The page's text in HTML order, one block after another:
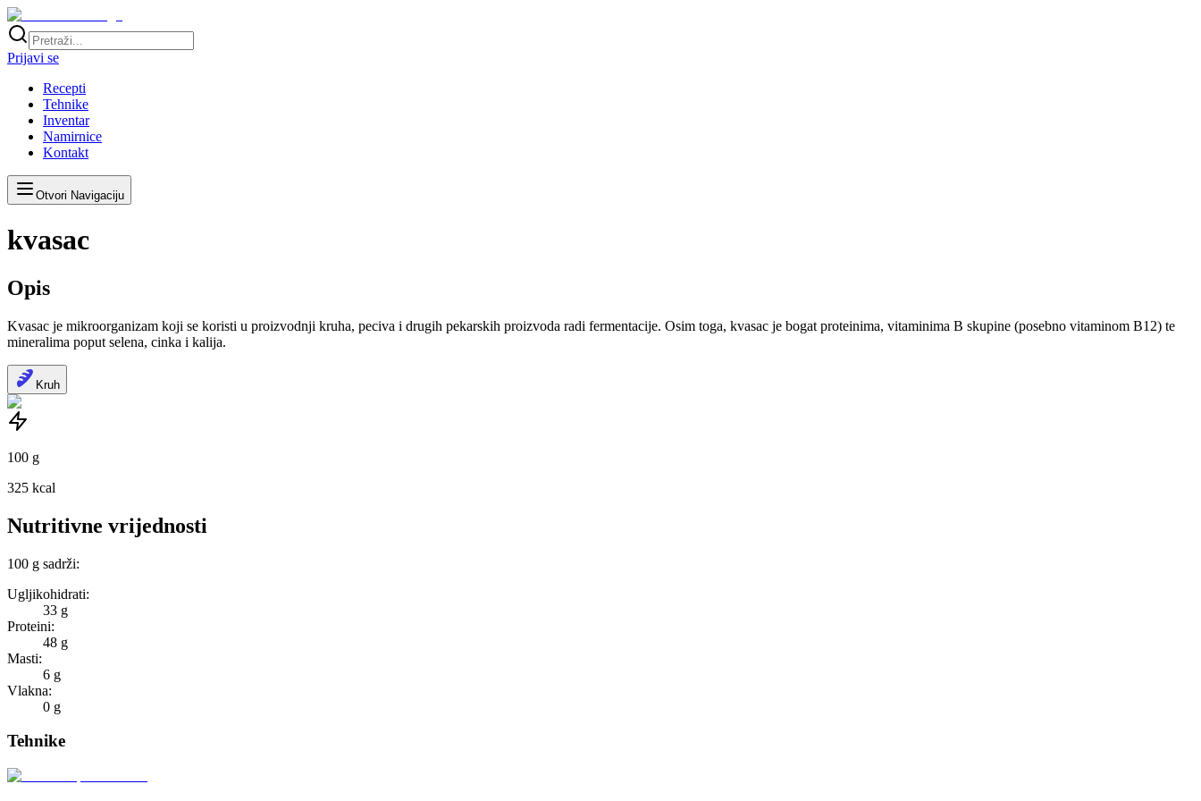
Prijavi se
Recepti
Tehnike
Inventar
Namirnice
Kontakt
Otvori Navigaciju
kvasac
Opis
Kvasac je mikroorganizam koji se koristi u proizvodnji kruha, peciva i drugih pekarskih proizvoda radi fermentacije. Osim toga, kvasac je bogat proteinima, vitaminima B skupine (posebno vitaminom B12) te
mineralima poput selena, cinka i kalija.
Kruh
100 g
325 kcal
Nutritivne vrijednosti
100 g sadrži:
Ugljikohidrati:
33 g
Proteini:
48 g
Masti:
6 g
Vlakna:
0 g
Tehnike